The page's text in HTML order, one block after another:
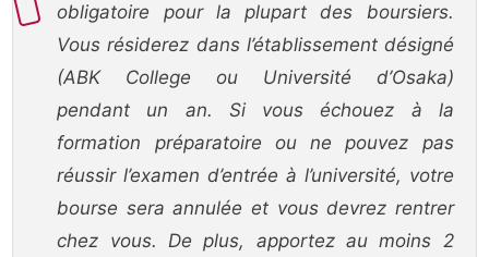
obligatoire pour la plupart des boursiers.
Vous résiderez dans l’établissement désigné
(ABK College ou Université d’Osaka)
pendant un an. Si vous échouez à la
formation préparatoire ou ne pouvez pas
réussir l’examen d’entrée à l’université, votre
bourse sera annulée et vous devrez rentrer
chez vous. De plus, apportez au moins 2